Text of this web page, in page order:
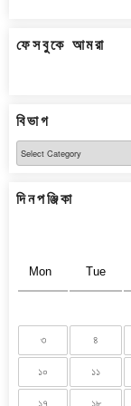
ফেসবুকে আমরা
বিভাগ
বিভাগ
দিনপঞ্জিকা
Mon Tue
৩ ৪
১০ ১১
১৭ ১৮